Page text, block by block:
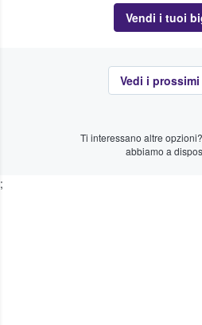
Vendi i tuoi
Vedi i
Ti interessano altre
abbiamo a
;